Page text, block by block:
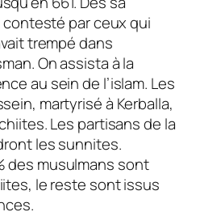
par ceux qui
trempé dans
On assista à la
au sein de l’islam. Les
martyrisé à Kerballa,
Les partisans de la
les sunnites.
des musulmans sont
le reste sont issus